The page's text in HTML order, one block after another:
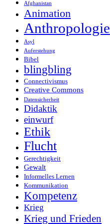
Afghanistan
Animation
Anthropologie
Asyl
Auferstehung
Bibel
blingbling
Connectivismus
Creative Commons
Datensicherheit
Didaktik
einwurf
Ethik
Flucht
Gerechtigkeit
Gewalt
Informelles Lernen
Kommunikation
Kompetenz
Krieg
Krieg und Frieden